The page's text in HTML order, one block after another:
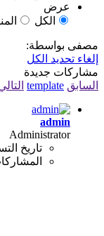
عرض
الكل
مصفى بواسطة:
إلغاء تحديد الكل
مشاركات جديدة
السابق template
admin
Administrator
تاريخ